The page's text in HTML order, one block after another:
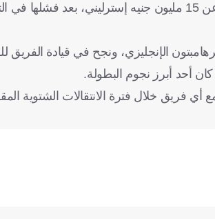
وأوضحت الصحيفة أن إدارة الهلال ستدرس العروض التي تزيد قيمتها عن 15
الموج الأزرق صيف 2023 قادمًا من ولفرهامبتون الإنجليزي، ونجح
أي فريق خلال فترة الانتقالات الشتوية